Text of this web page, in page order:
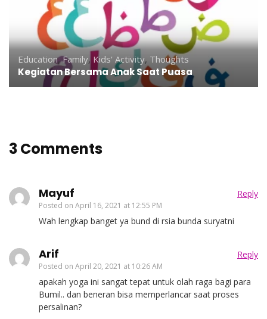
Education,Family, Kids' Activity, Thoughts
Kegiatan Bersama Anak Saat Puasa
3 Comments
Mayuf
Posted on April 16, 2021 at 12:55 PM
Reply
Wah lengkap banget ya bund di rsia bunda suryatni
Arif
Posted on April 20, 2021 at 10:26 AM
Reply
apakah yoga ini sangat tepat untuk olah raga bagi para
Bumil.. dan beneran bisa memperlancar saat proses
persalinan?